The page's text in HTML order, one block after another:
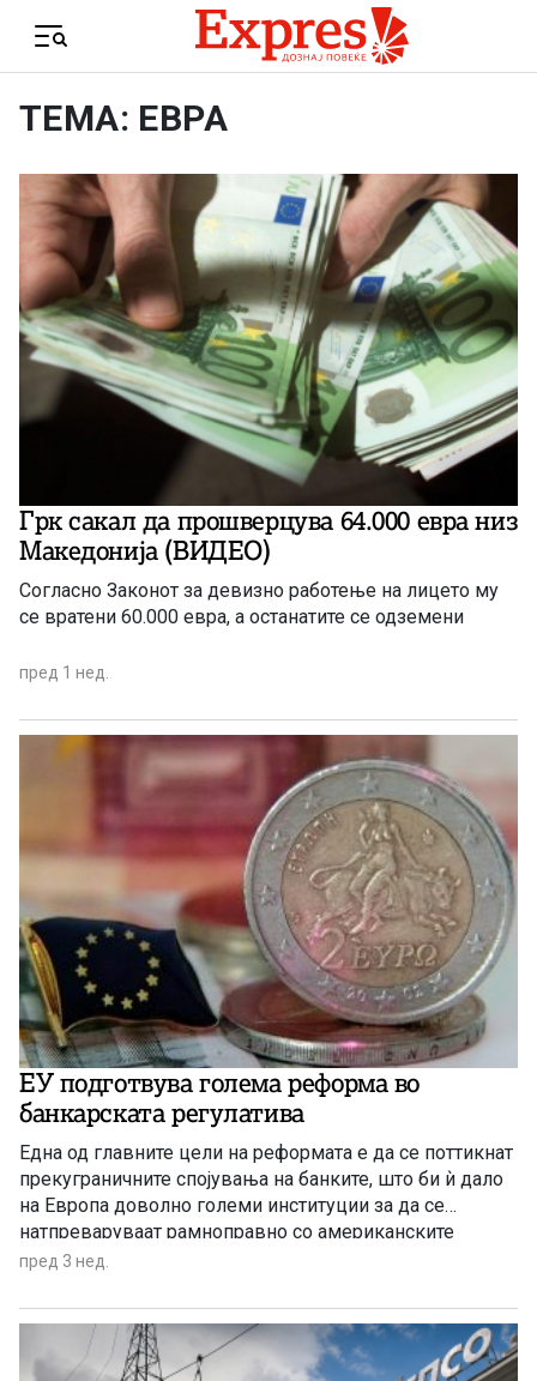
Menu
ТЕМА: ЕВРА
Грк сакал да прошверцува 64.000 евра низ
Македонија (ВИДЕО)
Согласно Законот за девизно работење на лицето му
се вратени 60.000 евра, а останатите се одземени
пред 1 нед.
ЕУ подготвува голема реформа во
банкарската регулатива
Една од главните цели на реформата е да се поттикнат
прекуграничните спојувања на банките, што би ѝ дало
на Европа доволно големи институции за да се
натпреваруваат рамноправно со американските
финансиски гиганти.
пред 3 нед.